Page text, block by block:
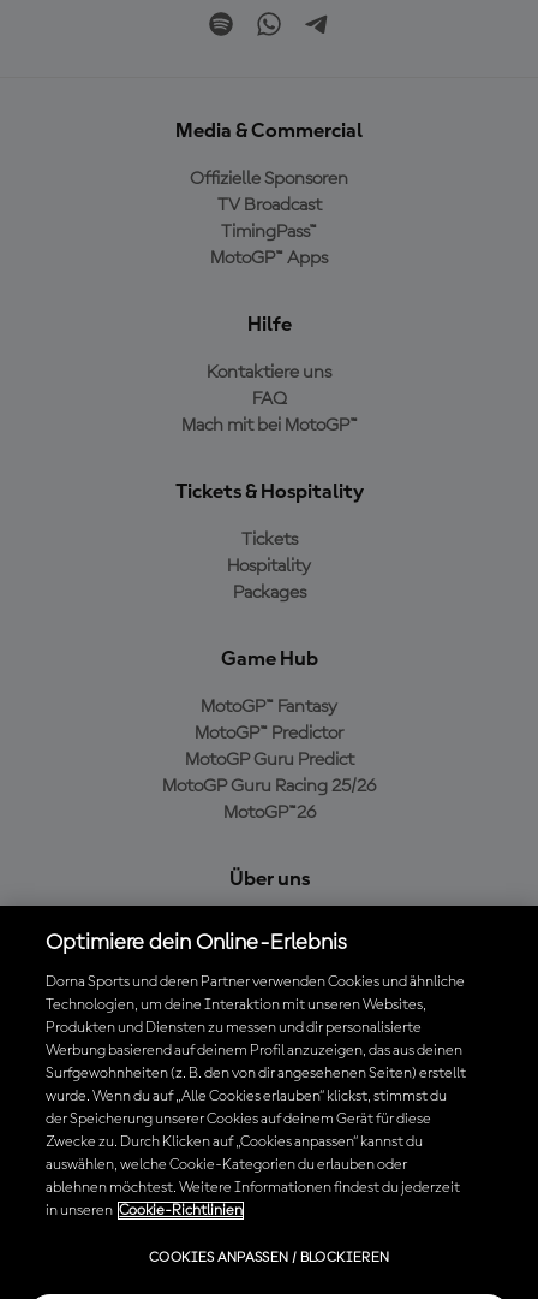
Media & Commercial
Offizielle Sponsoren
TV Broadcast
TimingPass™
MotoGP™ Apps
Hilfe
Kontaktiere uns
FAQ
Mach mit bei MotoGP™
Tickets & Hospitality
Tickets
Hospitality
Packages
Game Hub
MotoGP™ Fantasy
MotoGP™ Predictor
MotoGP Guru Predict
MotoGP Guru Racing 25/26
MotoGP™26
Über uns
Cookie-Richtlinien
Geschäftsbedingungen
Datenschutzrichtlinien
Kaufrichtlinie
Die offizielle MotoGP™ App herunterladen
© 2026 MotoGP Sports Entertainment Group. Alle Rechte vorbehalten.
Optimiere dein Online-Erlebnis
Dorna Sports und deren Partner verwenden Cookies und ähnliche
Technologien, um deine Interaktion mit unseren Websites,
Produkten und Diensten zu messen und dir personalisierte
Werbung basierend auf deinem Profil anzuzeigen, das aus deinen
Surfgewohnheiten (z. B. den von dir angesehenen Seiten) erstellt
wurde. Wenn du auf „Alle Cookies erlauben“ klickst, stimmst du
der Speicherung unserer Cookies auf deinem Gerät für diese
Zwecke zu. Durch Klicken auf „Cookies anpassen“ kannst du
auswählen, welche Cookie-Kategorien du erlauben oder
ablehnen möchtest. Weitere Informationen findest du jederzeit
in unseren Cookie-Richtlinien
COOKIES ANPASSEN / BLOCKIEREN